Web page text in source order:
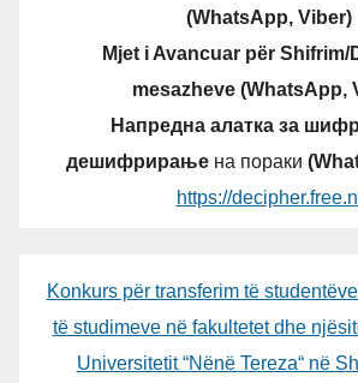
(WhatsApp, Viber)
Mjet i Avancuar për Shifrim/
mesazheve (WhatsApp,
Напредна алатка за
дешифрирањена пораки
https://
Konkurs për transferim të
të studimeve në fakultetet dhe
Universitetit “Nënë Tereza“ në